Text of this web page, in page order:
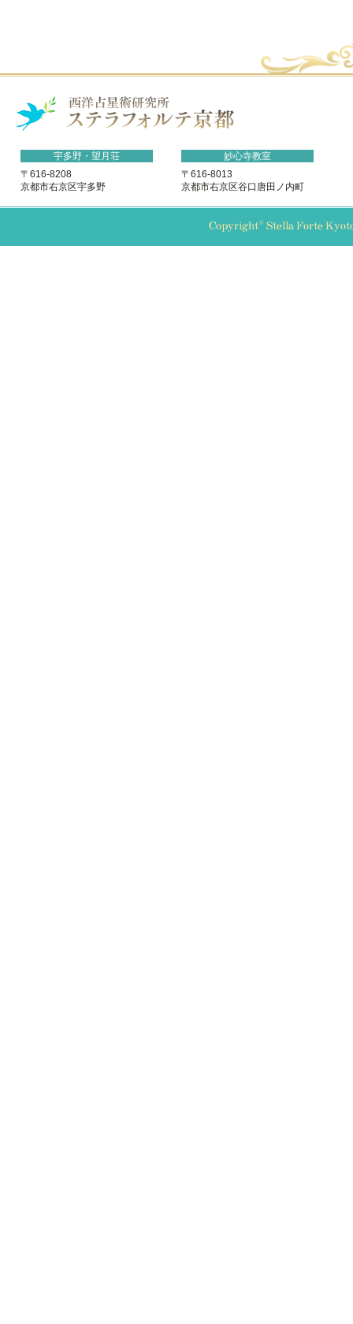
宇多野・望月荘
〒616-8208
京都市右京区宇多野
妙心寺教室
〒616-8013
京都市右京区谷口唐田ノ内町